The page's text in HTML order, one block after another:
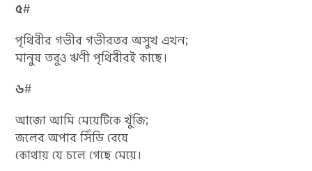
৫#
পৃথিবীর গভীর গভীরতর অসুখ এখন;
মানুষ তবুও ঋণী পৃথিবীরই কাছে।
৬#
আজো আমি মেয়েটিকে খুঁজি;
জলের অপার সিঁড়ি বেয়ে
কোথায় যে চলে গেছে মেয়ে।